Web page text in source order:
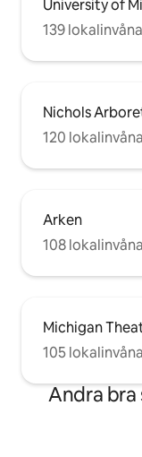
University of
139
Nichols
120
Arken
108
Michigan
105
Andra